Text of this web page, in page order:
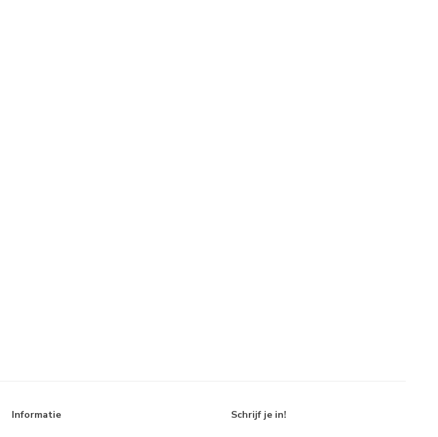
Informatie Schrijf je in!